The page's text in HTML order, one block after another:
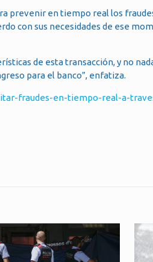
prevenir en tiempo real los
con sus necesidades de ese
de esta transacción, y no
para el banco”, enfatiza.
fraudes-en-tiempo-real-a-